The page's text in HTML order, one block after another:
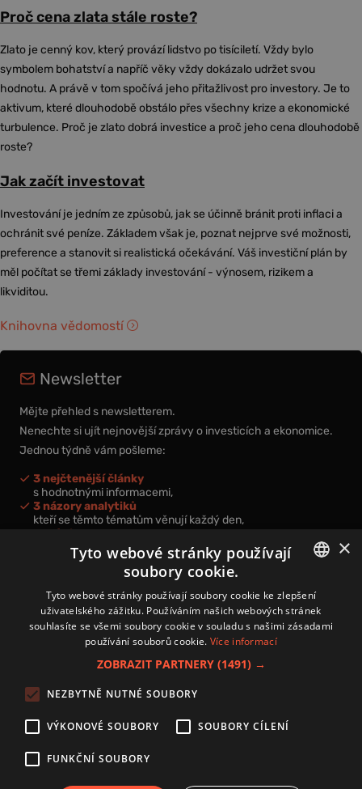
Proč cena zlata stále roste?
Zlato je cenný kov, který provází lidstvo po tisíciletí. Vždy bylo
symbolem bohatství a napříč věky vždy dokázalo udržet svou
hodnotu. A právě v tom spočívá jeho přitažlivost pro investory. Je to
aktivum, které dlouhodobě obstálo přes všechny krize a ekonomické
turbulence. Proč je zlato dobrá investice a proč jeho cena dlouhodobě
roste?
Jak začít investovat
Investování je jedním ze způsobů, jak se účinně bránit proti inflaci a
ochránit své peníze. Základem však je, poznat nejprve své možnosti,
preference a stanovit si realistická očekávání. Váš investiční plán by
měl počítat se třemi základy investování - výnosem, rizikem a
likviditou.
Knihovna vědomostí
Newsletter
Mějte přehled s newsletterem.
Nenechte si ujít nejnovější zprávy o investicích a ekonomice.
Jednou týdně vám pošleme:
3 nejčtenější články
s hodnotnými informacemi,
3 názory analytiků
kteří se těmto tématům věnují každý den,
nová videa a podcasty
k prohloubení vašich znalostí.
Přihlášením k newsletteru vyjadřujete svůj souhlas spodmínkami
zpracování osobních údajů.
Zásady používání souborů cookies
Autoři
Nastavení cookies
CZECH
×
Tyto webové stránky používají
soubory cookie.
Tyto webové stránky používají soubory cookie ke zlepšení
uživatelského zážitku. Používáním našich webových stránek
souhlasíte se všemi soubory cookie v souladu s našimi zásadami
používání souborů cookie. Více informací
ZOBRAZIT PARTNERY (1491) →
NEZBYTNĚ NUTNÉ SOUBORY
VÝKONOVÉ SOUBORY SOUBORY CÍLENÍ
FUNKČNÍ SOUBORY